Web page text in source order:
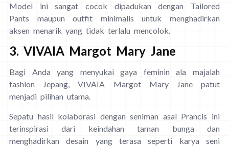
Model ini sangat cocok dipadukan dengan Tailored
Pants maupun outfit minimalis untuk menghadirkan
aksen menarik yang tidak terlalu mencolok.
3. VIVAIA Margot Mary Jane
Bagi Anda yang menyukai gaya feminin ala majalah
fashion Jepang, VIVAIA Margot Mary Jane patut
menjadi pilihan utama.
Sepatu hasil kolaborasi dengan seniman asal Prancis ini
terinspirasi dari keindahan taman bunga dan
menghadirkan desain yang terasa seperti karya seni